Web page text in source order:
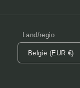
Land/regio
België (EUR €)